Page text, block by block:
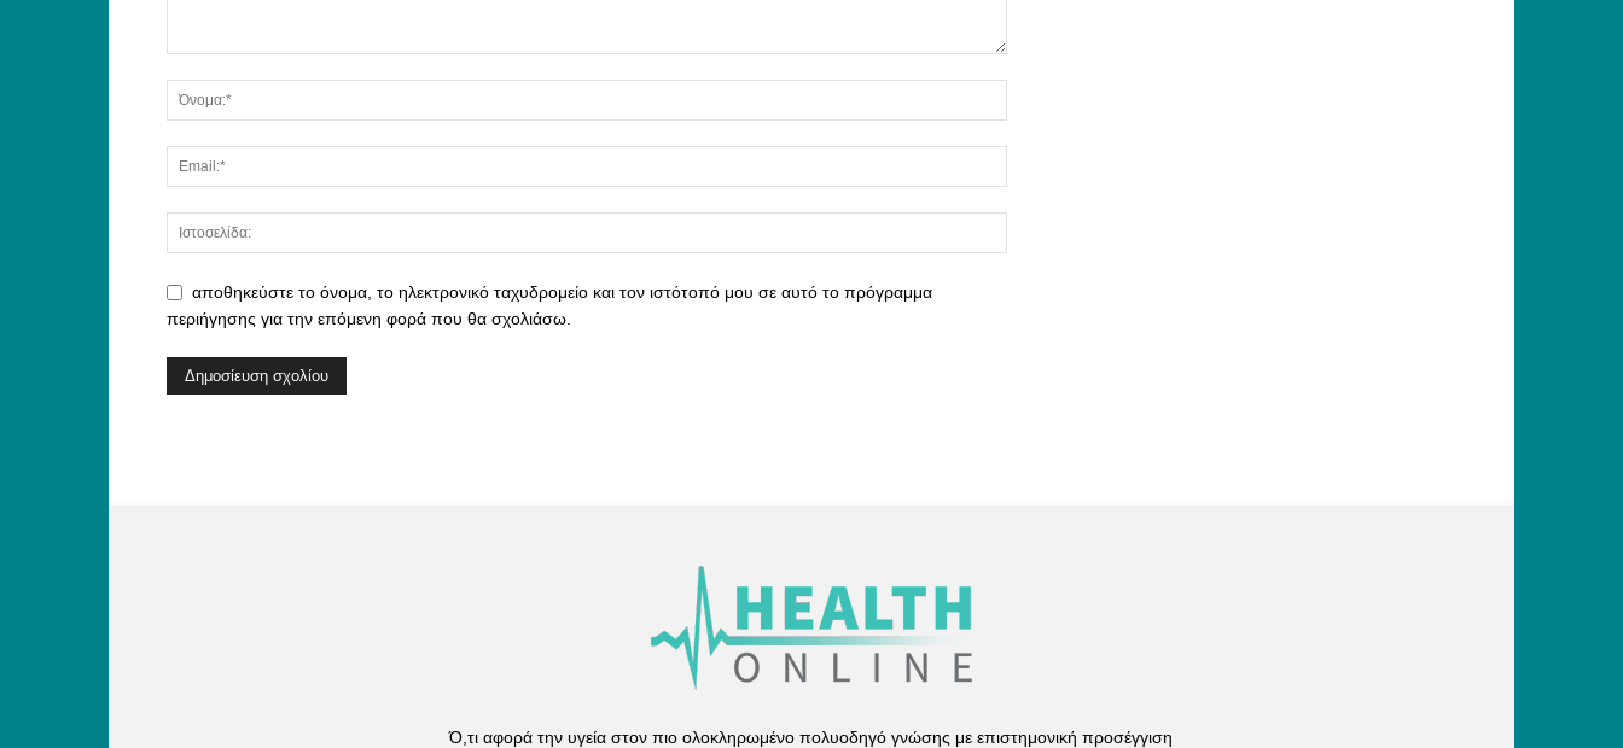
αποθηκεύστε το όνομα, το ηλεκτρονικό ταχυδρομείο και τον ιστότοπό μου σε αυτό το πρόγραμμα
περιήγησης για την επόμενη φορά που θα σχολιάσω.
Ό,τι αφορά την υγεία στον πιο ολοκληρωμένο πολυοδηγό γνώσης με επιστημονική προσέγγιση